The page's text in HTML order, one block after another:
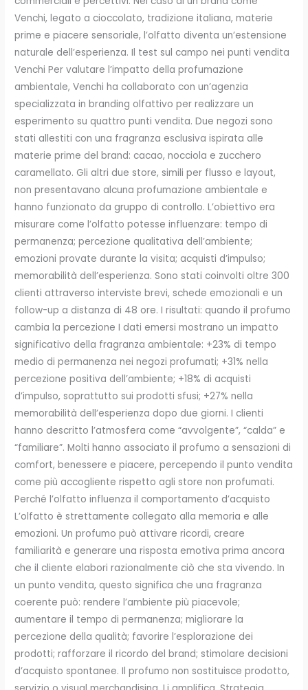
Venchi, legato a cioccolato, tradizione italiana, materie
prime e piacere sensoriale, l’olfatto diventa un’estensione
naturale dell’esperienza. Il test sul campo nei punti vendita
Venchi Per valutare l’impatto della profumazione
ambientale, Venchi ha collaborato con un’agenzia
specializzata in branding olfattivo per realizzare un
esperimento su quattro punti vendita. Due negozi sono
stati allestiti con una fragranza esclusiva ispirata alle
materie prime del brand: cacao, nocciola e zucchero
caramellato. Gli altri due store, simili per flusso e layout,
non presentavano alcuna profumazione ambientale e
hanno funzionato da gruppo di controllo. L’obiettivo era
misurare come l’olfatto potesse influenzare: tempo di
permanenza; percezione qualitativa dell’ambiente;
emozioni provate durante la visita; acquisti d’impulso;
memorabilità dell’esperienza. Sono stati coinvolti oltre 300
clienti attraverso interviste brevi, schede emozionali e un
follow-up a distanza di 48 ore. I risultati: quando il profumo
cambia la percezione I dati emersi mostrano un impatto
significativo della fragranza ambientale: +23% di tempo
medio di permanenza nei negozi profumati; +31% nella
percezione positiva dell’ambiente; +18% di acquisti
d’impulso, soprattutto sui prodotti sfusi; +27% nella
memorabilità dell’esperienza dopo due giorni. I clienti
hanno descritto l’atmosfera come “avvolgente”, “calda” e
“familiare”. Molti hanno associato il profumo a sensazioni di
comfort, benessere e piacere, percependo il punto vendita
come più accogliente rispetto agli store non profumati.
Perché l’olfatto influenza il comportamento d’acquisto
L’olfatto è strettamente collegato alla memoria e alle
emozioni. Un profumo può attivare ricordi, creare
familiarità e generare una risposta emotiva prima ancora
che il cliente elabori razionalmente ciò che sta vivendo. In
un punto vendita, questo significa che una fragranza
coerente può: rendere l’ambiente più piacevole;
aumentare il tempo di permanenza; migliorare la
percezione della qualità; favorire l’esplorazione dei
prodotti; rafforzare il ricordo del brand; stimolare decisioni
d’acquisto spontanee. Il profumo non sostituisce prodotto,